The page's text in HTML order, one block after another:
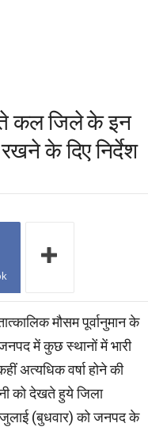
कल जिले के इन
के दिए निर्देश
मौसम पूर्वानुमान के
में कुछ स्थानों में भारी
अत्यधिक वर्षा होने की
को देखते हुये जिला
जुलाई (बुधवार) को जनपद के